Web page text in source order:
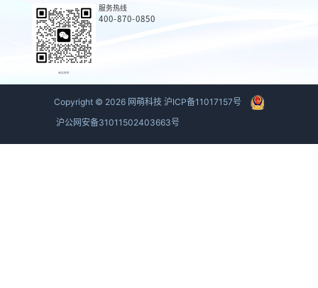
商务联系
服务热线
400-870-0850
Copyright © 2026 网萌科技 沪ICP备11017157号
沪公网安备31011502403663号